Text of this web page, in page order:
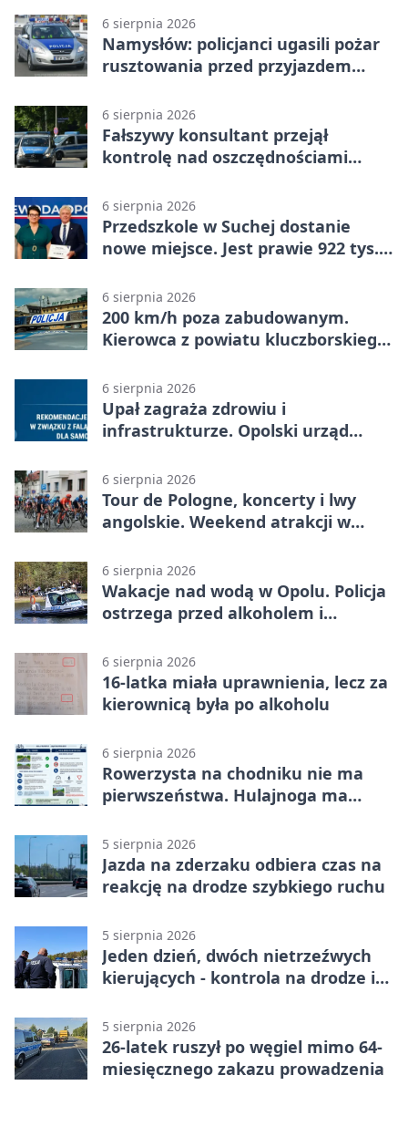
6 sierpnia 2026
Namysłów: policjanci ugasili pożar
rusztowania przed przyjazdem
6 sierpnia 2026
Fałszywy konsultant przejął
kontrolę nad oszczędnościami
6 sierpnia 2026
Przedszkole w Suchej dostanie
nowe miejsce. Jest prawie 922 tys.
6 sierpnia 2026
200 km/h poza zabudowanym.
Kierowca z powiatu kluczborskiego
6 sierpnia 2026
Upał zagraża zdrowiu i
infrastrukturze. Opolski urząd
6 sierpnia 2026
Tour de Pologne, koncerty i lwy
angolskie. Weekend atrakcji w
6 sierpnia 2026
Wakacje nad wodą w Opolu. Policja
ostrzega przed alkoholem i
6 sierpnia 2026
16-latka miała uprawnienia, lecz za
kierownicą była po alkoholu
6 sierpnia 2026
Rowerzysta na chodniku nie ma
pierwszeństwa. Hulajnoga ma
5 sierpnia 2026
Jazda na zderzaku odbiera czas na
reakcję na drodze szybkiego ruchu
5 sierpnia 2026
Jeden dzień, dwóch nietrzeźwych
kierujących - kontrola na drodze i
5 sierpnia 2026
26-latek ruszył po węgiel mimo 64-
miesięcznego zakazu prowadzenia